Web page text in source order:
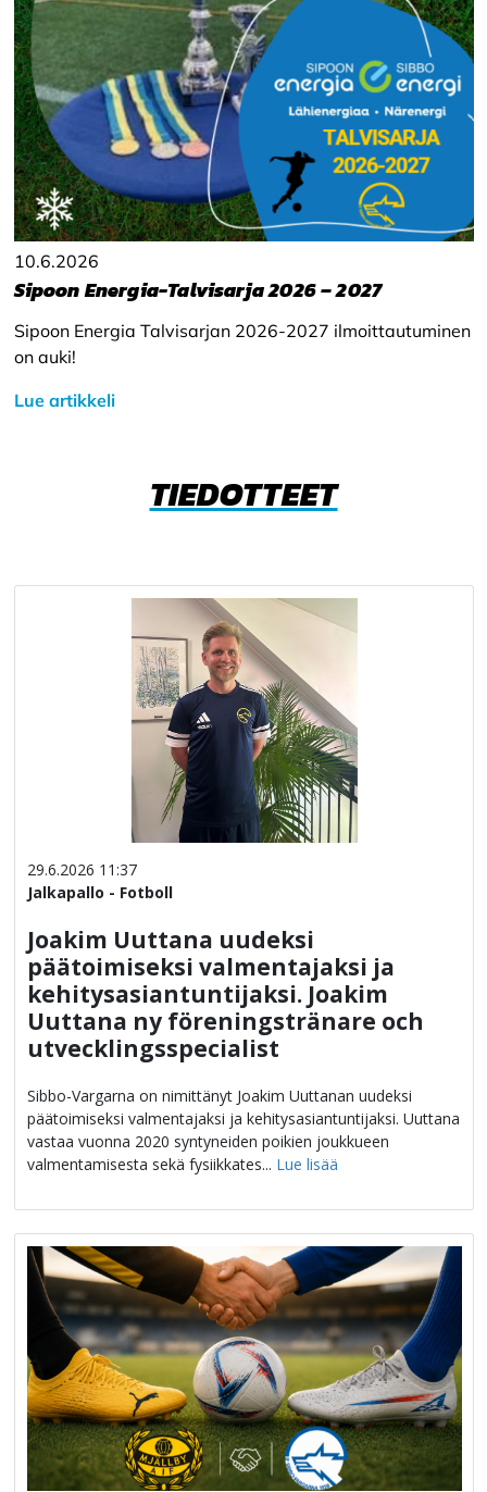
10.6.2026
Sipoon Energia-Talvisarja 2026 – 2027
Sipoon Energia Talvisarjan 2026-2027 ilmoittautuminen
on auki!
Lue artikkeli
TIEDOTTEET